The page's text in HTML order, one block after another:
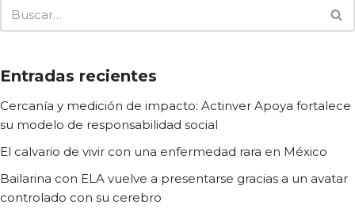
Entradas recientes
Cercanía y medición de impacto: Actinver Apoya fortalece
su modelo de responsabilidad social
El calvario de vivir con una enfermedad rara en México
Bailarina con ELA vuelve a presentarse gracias a un avatar
controlado con su cerebro